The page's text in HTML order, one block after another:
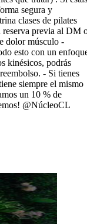
segura y
clases de pilates
reserva previa al DM
dolor músculo -
esto con un
kinésicos, podrás
- Si tienes
siempre el mismo
un 10 % de
@NúcleoCL